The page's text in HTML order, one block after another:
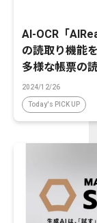
AI-OCR「
の読取り機能
多様な帳票の
2024/12/26
Today's PICK UP